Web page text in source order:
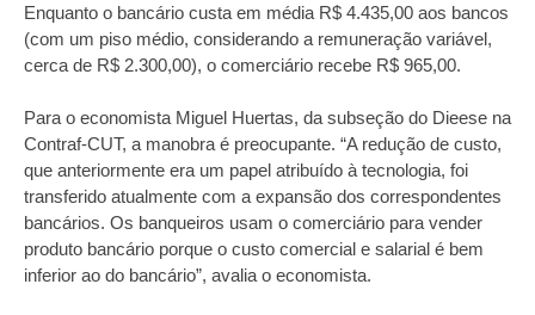
Enquanto o bancário custa em média R$ 4.435,00 aos bancos
(com um piso médio, considerando a remuneração variável,
cerca de R$ 2.300,00), o comerciário recebe R$ 965,00.
Para o economista Miguel Huertas, da subseção do Dieese na
Contraf-CUT, a manobra é preocupante. “A redução de custo,
que anteriormente era um papel atribuído à tecnologia, foi
transferido atualmente com a expansão dos correspondentes
bancários. Os banqueiros usam o comerciário para vender
produto bancário porque o custo comercial e salarial é bem
inferior ao do bancário”, avalia o economista.